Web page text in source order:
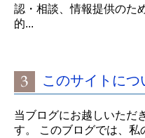
認・相談、情報提供のた
的...
このサイトにつ
当ブログにお越しいただ
す。 このブログでは、